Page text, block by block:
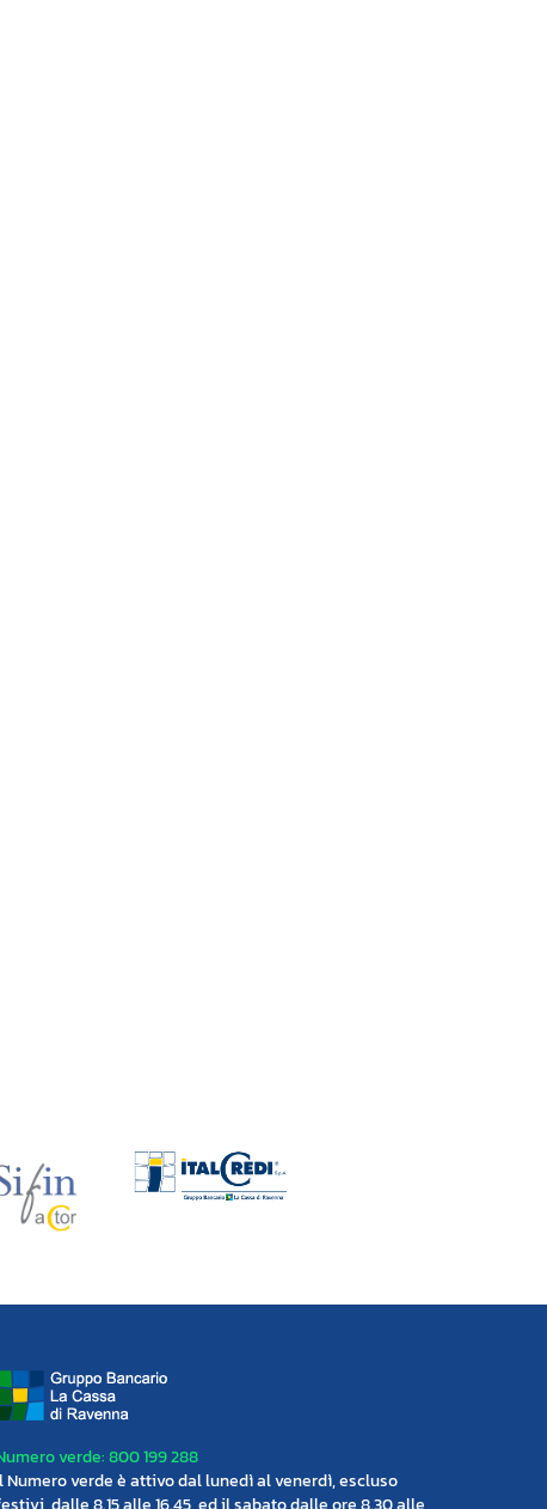
verde: 800 199 288
Numero verde è attivo dal lunedì al venerdì, escluso